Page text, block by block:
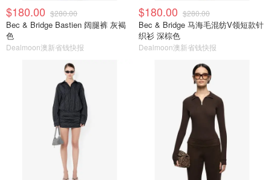
$180.00 $280.00
Bec & Bridge Bastien 阔腿裤 灰褐
色
Dealmoon澳新省钱快报
$180.00 $280.00
Bec & Bridge 马海毛混纺V领短款针
织衫 深棕色
Dealmoon澳新省钱快报